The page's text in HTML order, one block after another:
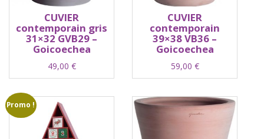
CUVIER
contemporain gris
31×32 GVB29 –
Goicoechea
49,00 €
CUVIER
contemporain
39×38 VB36 –
Goicoechea
59,00 €
Promo !